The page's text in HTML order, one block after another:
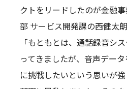
クトをリードしたのが金融
部 サービス開発課の西健太
「もともとは、通話録音シ
ってきましたが、音声デー
に挑戦したいという思いが